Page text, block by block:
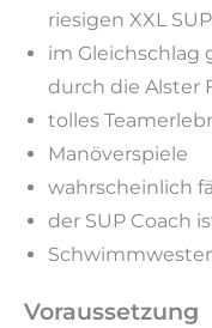
riesigen XXL
im Gleichschlag
durch die Alster
tolles
Manöverspiele
wahrscheinlich
der SUP Coach
Voraussetzung